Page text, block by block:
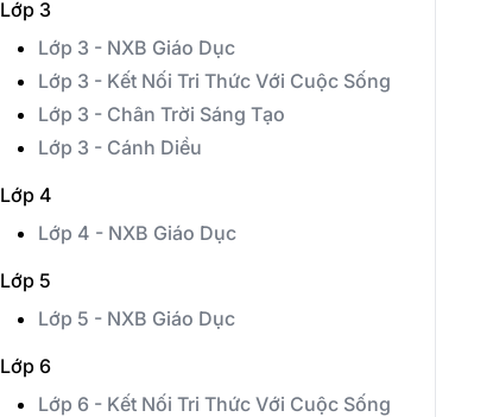
Lớp 3
Lớp 3 - NXB Giáo Dục
Lớp 3 - Kết Nối Tri Thức Với Cuộc Sống
Lớp 3 - Chân Trời Sáng Tạo
Lớp 3 - Cánh Diều
Lớp 4
Lớp 4 - NXB Giáo Dục
Lớp 5
Lớp 5 - NXB Giáo Dục
Lớp 6
Lớp 6 - Kết Nối Tri Thức Với Cuộc Sống